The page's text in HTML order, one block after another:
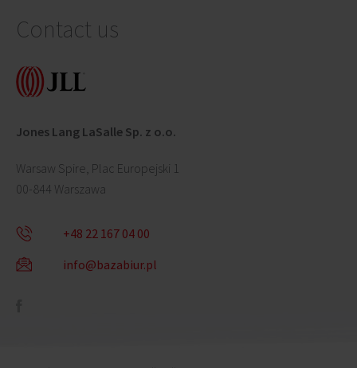
Contact us
Jones Lang LaSalle Sp. z o.o.
Warsaw Spire, Plac Europejski 1
00-844 Warszawa
+48 22 167 04 00
info@bazabiur.pl